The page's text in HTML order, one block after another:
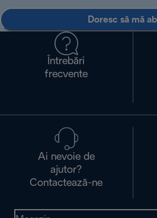
Doresc să mă
Întrebări
frecvente
Ai nevoie de
ajutor?
Contactează-ne